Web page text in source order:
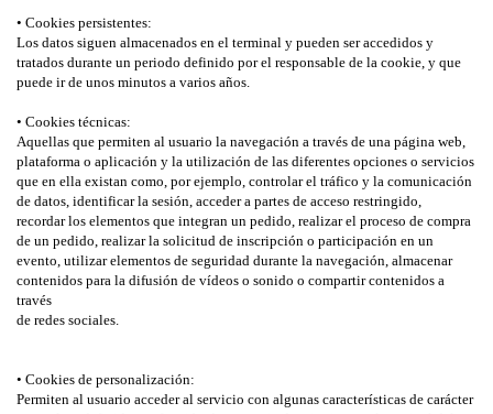
• Cookies persistentes:
Los datos siguen almacenados en el terminal y pueden ser accedidos y
tratados durante un periodo definido por el responsable de la cookie, y que
puede ir de unos minutos a varios años.
• Cookies técnicas:
Aquellas que permiten al usuario la navegación a través de una página web,
plataforma o aplicación y la utilización de las diferentes opciones o servicios
que en ella existan como, por ejemplo, controlar el tráfico y la comunicación
de datos, identificar la sesión, acceder a partes de acceso restringido,
recordar los elementos que integran un pedido, realizar el proceso de compra
de un pedido, realizar la solicitud de inscripción o participación en un
evento, utilizar elementos de seguridad durante la navegación, almacenar
contenidos para la difusión de vídeos o sonido o compartir contenidos a
través
de redes sociales.
• Cookies de personalización:
Permiten al usuario acceder al servicio con algunas características de carácter